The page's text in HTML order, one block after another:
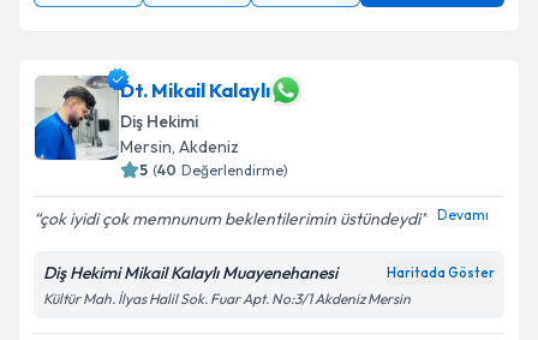
Dt. Mikail Kalaylı
Diş Hekimi
Mersin, Akdeniz
5 (40 Değerlendirme)
çok iyidi çok memnunum beklentilerimin üstündeydi Devamı
Diş Hekimi Mikail Kalaylı Muayenehanesi Haritada Göster
Kültür Mah. İlyas Halil Sok. Fuar Apt. No:3/1 Akdeniz Mersin